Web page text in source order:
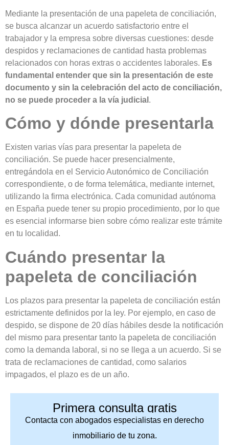
Mediante la presentación de una papeleta de conciliación,
se busca alcanzar un acuerdo satisfactorio entre el
trabajador y la empresa sobre diversas cuestiones: desde
despidos y reclamaciones de cantidad hasta problemas
relacionados con horas extras o accidentes laborales. Es
fundamental entender que sin la presentación de este
documento y sin la celebración del acto de conciliación,
no se puede proceder a la vía judicial .
Cómo y dónde presentarla
Existen varias vías para presentar la papeleta de
conciliación. Se puede hacer presencialmente,
entregándola en el Servicio Autonómico de Conciliación
correspondiente, o de forma telemática, mediante internet,
utilizando la firma electrónica. Cada comunidad autónoma
en España puede tener su propio procedimiento, por lo que
es esencial informarse bien sobre cómo realizar este trámite
en tu localidad.
Cuándo presentar la
papeleta de conciliación
Los plazos para presentar la papeleta de conciliación están
estrictamente definidos por la ley. Por ejemplo, en caso de
despido, se dispone de 20 días hábiles desde la notificación
del mismo para presentar tanto la papeleta de conciliación
como la demanda laboral, si no se llega a un acuerdo. Si se
trata de reclamaciones de cantidad, como salarios
impagados, el plazo es de un año.
Primera consulta gratis
Contacta con abogados especialistas en derecho
inmobiliario de tu zona.